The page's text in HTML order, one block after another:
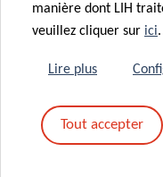
Courir pour
manière dont LIH
veuillez cliquer sur ici.
Lire plus
Tout accepter